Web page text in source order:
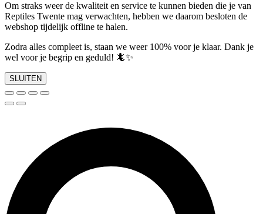
Om straks weer de kwaliteit en service te kunnen bieden die je van
Reptiles Twente mag verwachten, hebben we daarom besloten de
webshop tijdelijk offline te halen.
Zodra alles compleet is, staan we weer 100% voor je klaar. Dank je
wel voor je begrip en geduld! 🦎✨
SLUITEN